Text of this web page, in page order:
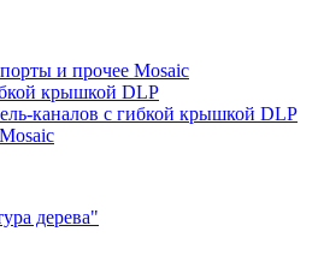
и прочее Mosaic
крышкой DLP
каналов с гибкой крышкой DLP
дерева"